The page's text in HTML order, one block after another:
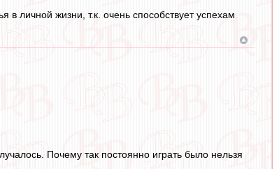
личной жизни, т.к. очень способствует успехам
Почему так постоянно играть было нельзя